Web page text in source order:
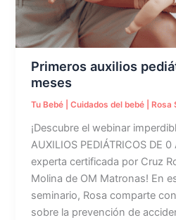
Primeros auxilios
meses
Tu Bebé |Cuidados del bebé Rosa
¡Descubre el webinar
AUXILIOS PEDIÁTRICOS DE
experta certificada por Cruz
Molina de OM Matronas! En
seminario, Rosa comparte
sobre la prevención de
meses